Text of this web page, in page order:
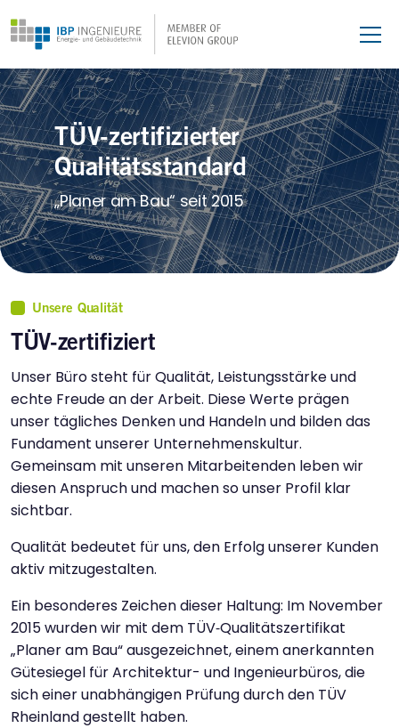
TÜV-zertifizierter
Qualitätsstandard
„Planer am Bau“ seit 2015
Unsere Qualität
TÜV-zertifiziert
Unser Büro steht für Qualität, Leistungsstärke und
echte Freude an der Arbeit. Diese Werte prägen
unser tägliches Denken und Handeln und bilden das
Fundament unserer Unternehmenskultur.
Gemeinsam mit unseren Mitarbeitenden leben wir
diesen Anspruch und machen so unser Profil klar
sichtbar.
Qualität bedeutet für uns, den Erfolg unserer Kunden
aktiv mitzugestalten.
Ein besonderes Zeichen dieser Haltung: Im November
2015 wurden wir mit dem TÜV‑Qualitätszertifikat
„Planer am Bau“ ausgezeichnet, einem anerkannten
Gütesiegel für Architektur- und Ingenieurbüros, die
sich einer unabhängigen Prüfung durch den TÜV
Rheinland gestellt haben.